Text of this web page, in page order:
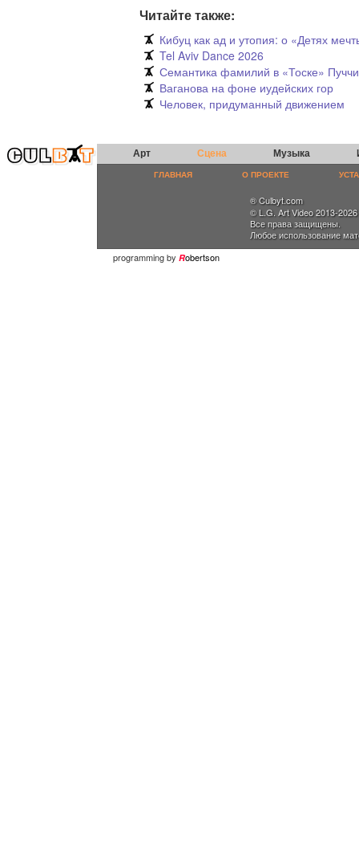
Читайте также:
Кибуц как ад и утопия: о «Детях
Tel Aviv Dance 2026
Семантика фамилий в «Тоске»
Ваганова на фоне иудейских гор
Человек, придуманный движением
Арт Сцена Музыка
ГЛАВНАЯ О ПРОЕКТЕ
® Culbyt.com
© L.G. Art Video 2013-2026
Все права защищены.
Любое использование
programming by Robertson